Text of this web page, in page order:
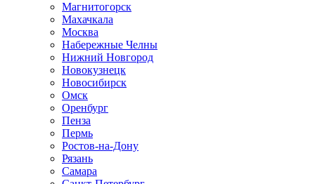
Магнитогорск
Махачкала
Москва
Набережные Челны
Нижний Новгород
Новокузнецк
Новосибирск
Омск
Оренбург
Пенза
Пермь
Ростов-на-Дону
Рязань
Самара